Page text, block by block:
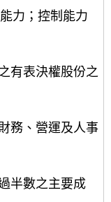
力；控制能力
有表決權股份之
務、營運及人事
半數之主要成